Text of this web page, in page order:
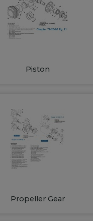
Piston
Propeller Gear